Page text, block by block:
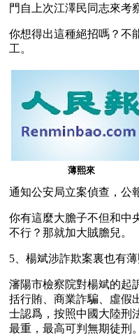
門自上次江澤民同志來考
你想得出這種絕招嗎？不
工。
薄熙來
通知公安局立案偵查，公
你有這麼大膽子不但和中
不行？那就加大賊膽兒。
5、楊斌涉詐欺案裏也有薄
瀋陽市檢察院對楊斌的起
括行賄、商業詐騙、虛假
士認爲，按照中國大陸刑
最重，最高可判無期徒刑。